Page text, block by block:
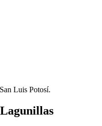
Luis Potosí.
Lagunillas